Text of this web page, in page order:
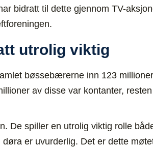
bidratt til dette gjennom TV-
utrolig viktig
bøssebærerne inn 123
av disse var kontanter,
De spiller en utrolig viktig rolle
er uvurderlig. Det er dette